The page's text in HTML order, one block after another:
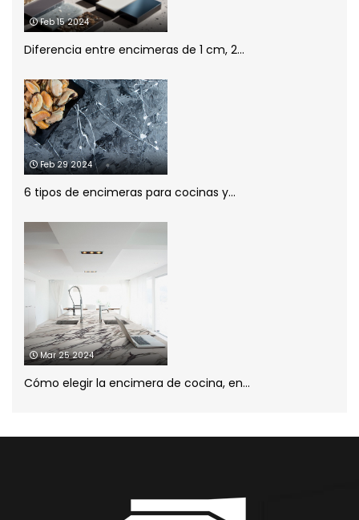
Planificación de la cocina(1)
Sin categoría(1)
Feb 15 2024
Diferencia entre encimeras de 1 cm, 2...
Feb 29 2024
6 tipos de encimeras para cocinas y...
Mar 25 2024
Cómo elegir la encimera de cocina, en...